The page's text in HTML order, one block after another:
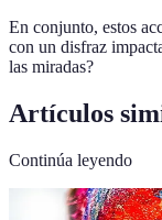
En conjunto, estos
con un disfraz
las miradas?
Artículos
Continúa leyendo